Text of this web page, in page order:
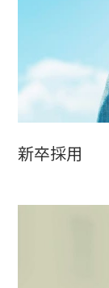
新卒採用